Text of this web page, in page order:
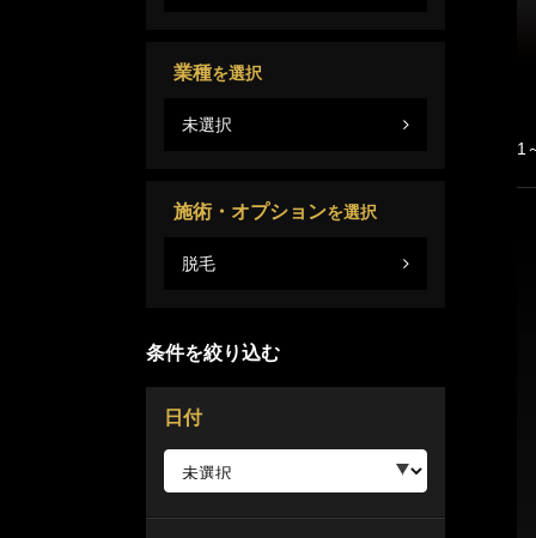
1
業種を選択
未選択
施術・オプションを選択
脱毛
条件を絞り込む
日付